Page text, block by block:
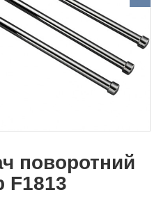
поворотний
F1813